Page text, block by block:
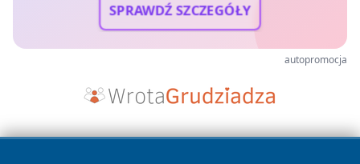
SPRAWDŹ SZCZEGÓŁY
autopromocja